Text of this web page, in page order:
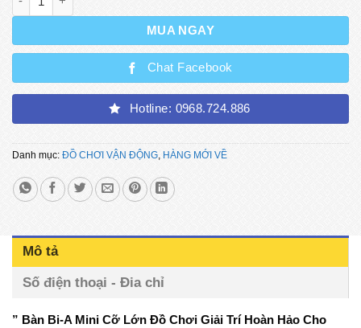
MUA NGAY
Chat Facebook
Hotline: 0968.724.886
Danh mục: ĐỒ CHƠI VẬN ĐỘNG, HÀNG MỚI VỀ
Mô tả
Số điện thoại - Đia chỉ
” Bàn Bi-A Mini Cỡ Lớn Đồ Chơi Giải Trí Hoàn Hảo Cho